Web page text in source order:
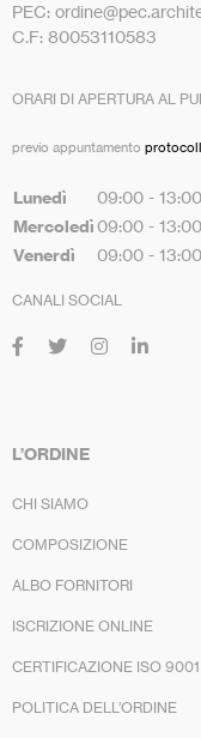
PEC:
C.F: 80053110583
ORARI DI APERTURA AL
previo appuntamento
Lunedì 09:00 -
Mercoledì 09:00 -
Venerdì 09:00 - 13:00
CANALI SOCIAL
L’ORDINE
CHI SIAMO
COMPOSIZIONE
ALBO FORNITORI
ISCRIZIONE ONLINE
CERTIFICAZIONE ISO 9001
POLITICA DELL’ORDINE